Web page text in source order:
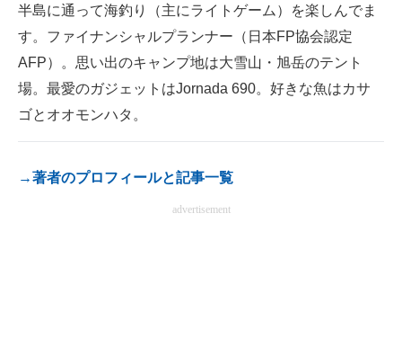
半島に通って海釣り（主にライトゲーム）を楽しんでま
す。ファイナンシャルプランナー（日本FP協会認定
AFP）。思い出のキャンプ地は大雪山・旭岳のテント
場。最愛のガジェットはJornada 690。好きな魚はカサ
ゴとオオモンハタ。
→著者のプロフィールと記事一覧
advertisement